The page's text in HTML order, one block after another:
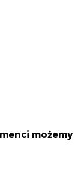
możemy